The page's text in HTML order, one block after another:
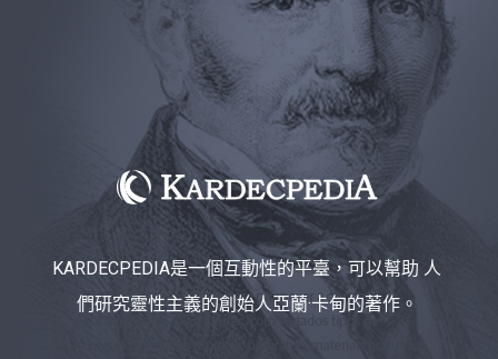
KARDECPEDIA是一個互動性的平臺，可以幫助 人
們研究靈性主義的創始人亞蘭·卡甸的著作。